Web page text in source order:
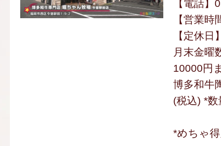
【電話
【営業
【定休日
月末金曜
10000円
博多和牛
(税込) *数
*めちゃ